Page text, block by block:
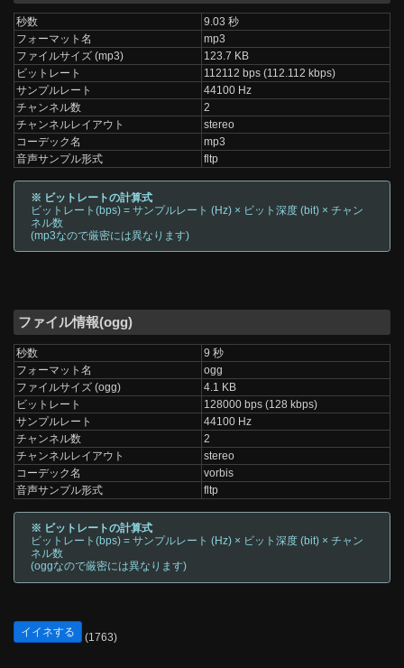
秒数
9.03 秒
フォーマット名
mp3
ファイルサイズ (mp3)
123.7 KB
ビットレート
112112 bps (112.112 kbps)
サンプルレート
44100 Hz
チャンネル数
2
チャンネルレイアウト
stereo
コーデック名
mp3
音声サンプル形式
fltp
※ ビットレートの計算式
ビットレート(bps) = サンプルレート (Hz) × ビット深度 (bit) × チャン
ネル数
(mp3なので厳密には異なります)
ファイル情報(ogg)
秒数
9 秒
フォーマット名
ogg
ファイルサイズ (ogg)
4.1 KB
ビットレート
128000 bps (128 kbps)
サンプルレート
44100 Hz
チャンネル数
2
チャンネルレイアウト
stereo
コーデック名
vorbis
音声サンプル形式
fltp
※ ビットレートの計算式
ビットレート(bps) = サンプルレート (Hz) × ビット深度 (bit) × チャン
ネル数
(oggなので厳密には異なります)
イイネする (1763)